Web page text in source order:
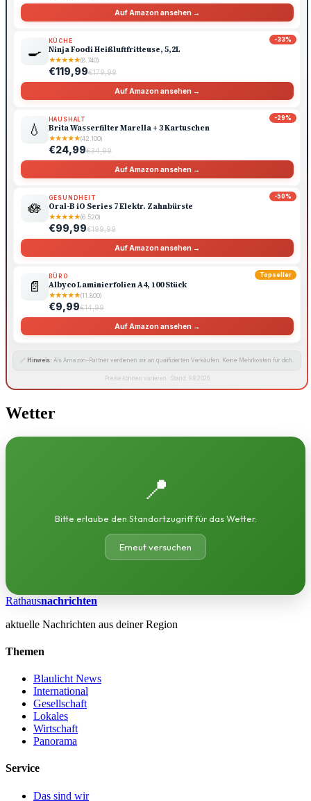
Auf Amazon ansehen →
-33%
🍳
KÜCHE
Ninja Foodi Heißluftfritteuse, 5,2L
★★★★★(8.740)
€119,99€179,99
Auf Amazon ansehen →
-29%
💧
HAUSHALT
Brita Wasserfilter Marella + 3 Kartuschen
★★★★★(42.100)
€24,99€34,99
Auf Amazon ansehen →
-50%
🪷
GESUNDHEIT
Oral-B iO Series 7 Elektr. Zahnbürste
★★★★★(6.520)
€99,99€199,99
Auf Amazon ansehen →
Topseller
📄
BÜRO
Albyco Laminierfolien A4, 100 Stück
★★★★★(11.800)
€9,99€14,99
Auf Amazon ansehen →
🔗 Hinweis: Als Amazon-Partner verdienen wir an qualifizierten Verkäufen. Keine Mehrkosten für dich.
Preise können variieren · Stand: 9.8.2026
Wetter
📍
Bitte erlaube den Standortzugriff für das Wetter.
Erneut versuchen
Rathausnachrichten
aktuelle Nachrichten aus deiner Region
Themen
Blaulicht News
International
Gesellschaft
Lokales
Wirtschaft
Panorama
Service
Das sind wir